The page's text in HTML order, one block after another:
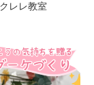
レレ教室